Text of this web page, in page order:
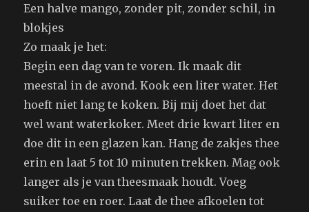
Een halve mango, zonder pit, zonder schil, in
blokjes
Zo maak je het:
Begin een dag van te voren. Ik maak dit
meestal in de avond. Kook een liter water. Het
hoeft niet lang te koken. Bij mij doet het dat
wel want waterkoker. Meet drie kwart liter en
doe dit in een glazen kan. Hang de zakjes thee
erin en laat 5 tot 10 minuten trekken. Mag ook
langer als je van theesmaak houdt. Voeg
suiker toe en roer. Laat de thee afkoelen tot